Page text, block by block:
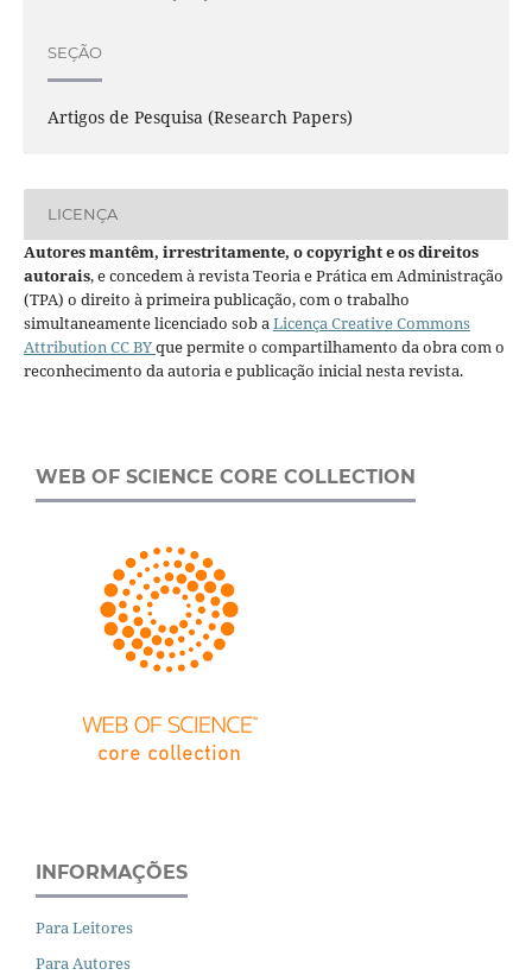
SEÇÃO
Artigos de Pesquisa (Research Papers)
LICENÇA
Autores mantêm, irrestritamente, o copyright e os direitos
autorais, e concedem à revista Teoria e Prática em Administração
(TPA) o direito à primeira publicação, com o trabalho
simultaneamente licenciado sob aLicença Creative Commons
Attribution CC BYque permite o compartilhamento da obra com o
reconhecimento da autoria e publicação inicial nesta revista.
WEB OF SCIENCE CORE COLLECTION
INFORMAÇÕES
Para Leitores
Para Autores